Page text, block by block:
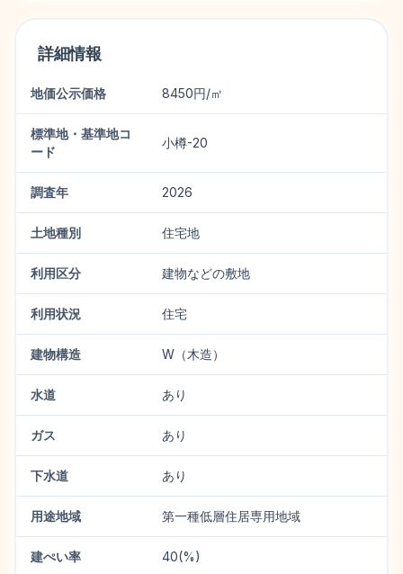
詳細情報
地価公示価格 8450円/㎡
標準地・基準地コ
ード
小樽-20
調査年 2026
土地種別 住宅地
利用区分 建物などの敷地
利用状況 住宅
建物構造 W（木造）
水道 あり
ガス あり
下水道 あり
用途地域 第一種低層住居専用地域
建ぺい率 40(%)